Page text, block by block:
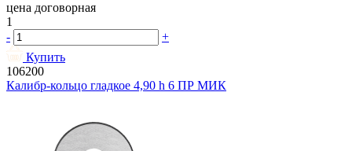
цена договорная
1
-
+
Купить
106200
Калибр-кольцо гладкое 4,90 h 6 ПР МИК